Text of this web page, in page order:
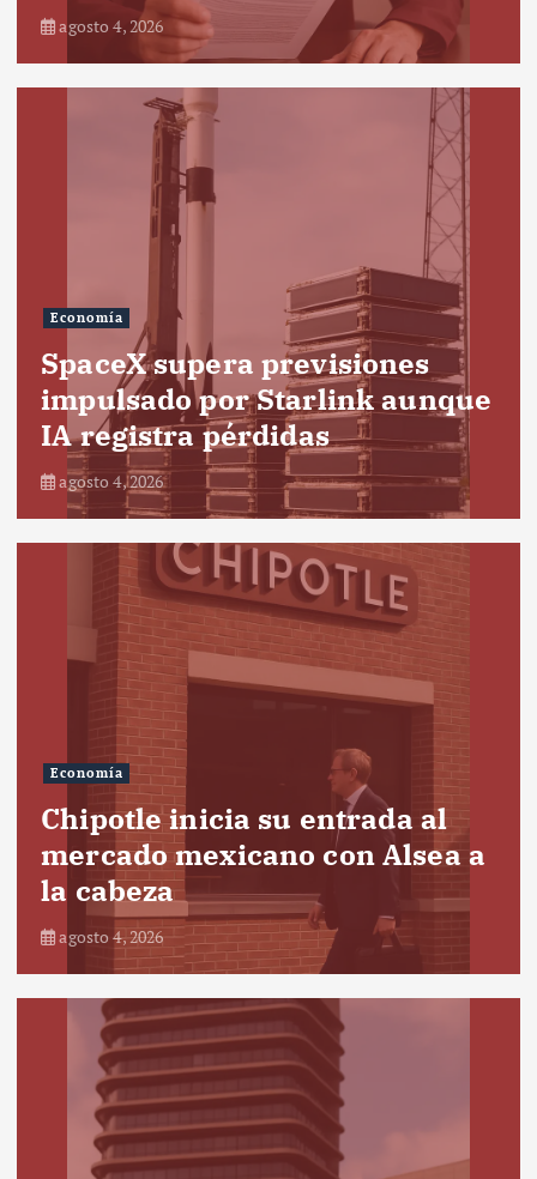
agosto 4, 2026
Economía
SpaceX supera previsiones
impulsado por Starlink aunque
IA registra pérdidas
agosto 4, 2026
Economía
Chipotle inicia su entrada al
mercado mexicano con Alsea a
la cabeza
agosto 4, 2026